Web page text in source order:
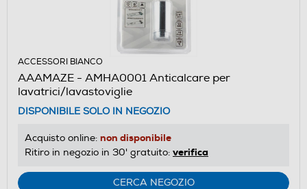
ACCESSORI BIANCO
AAAMAZE - AMHA0001 Anticalcare per
lavatrici/lavastoviglie
DISPONIBILE SOLO IN NEGOZIO
Acquisto online: non disponibile
Ritiro in negozio in 30' gratuito: verifica
CERCA NEGOZIO